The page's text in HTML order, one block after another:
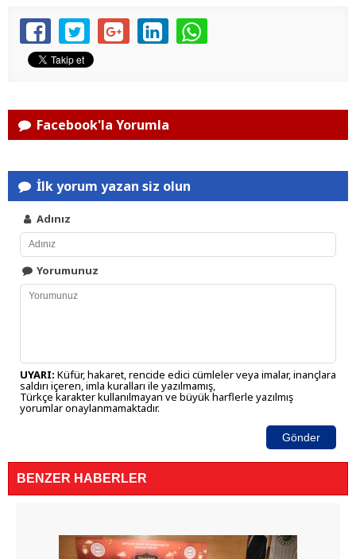
Facebook'la Yorumla
İlk yorum yazan siz olun
Adınız
Yorumunuz
UYARI: Küfür, hakaret, rencide edici cümleler veya imalar, inançlara
saldırı içeren, imla kuralları ile yazılmamış,
Türkçe karakter kullanılmayan ve büyük harflerle yazılmış
yorumlar onaylanmamaktadır.
Gönder
BENZER HABERLER